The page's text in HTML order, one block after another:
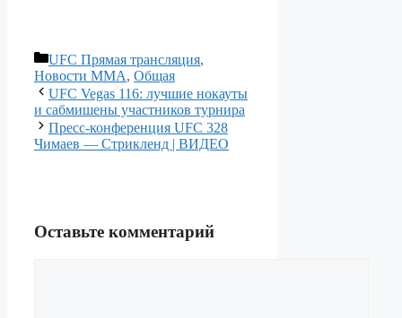
Рубрики
UFC Прямая трансляция,
Новости ММА, Общая
UFC Vegas 116: лучшие нокауты
и сабмишены участников турнира
Пресс-конференция UFC 328
Чимаев — Стрикленд | ВИДЕО
Оставьте комментарий